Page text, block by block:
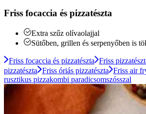
Friss focaccia és pizzatészta
Extra szűz olívaolajjal
Sütőben, grillen és serpenyőben is
Friss focaccia és pizzatészta Friss
pizzatészta
Friss óriás pizzatészta Friss air
rusztikus pizzakombi paradicsomszósszal